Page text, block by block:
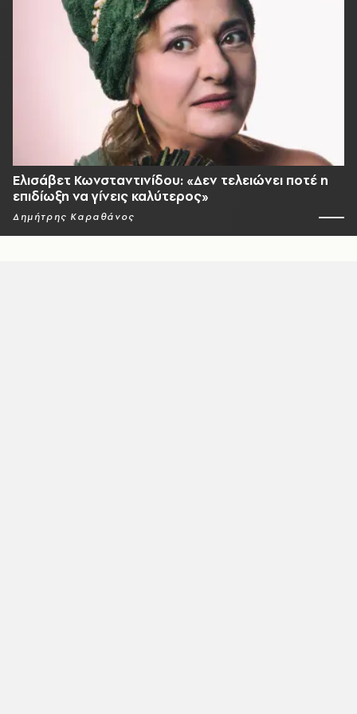
Ελισάβετ Κωνσταντινίδου: «Δεν τελειώνει ποτέ η
επιδίωξη να γίνεις καλύτερος»
Δημήτρης Καραθάνος